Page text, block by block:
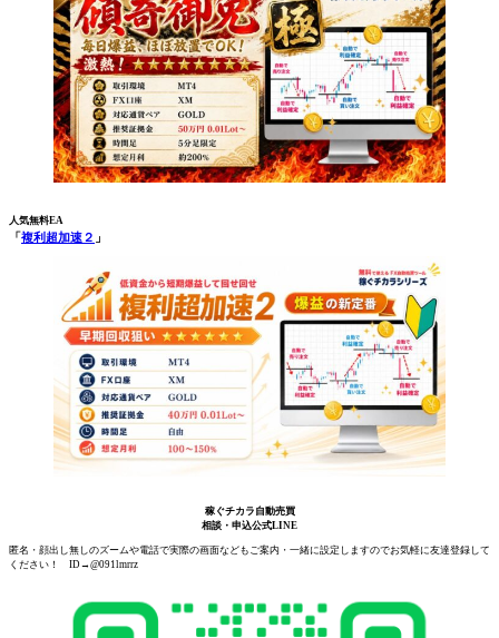
人気無料EA
「複利超加速２ 」
稼ぐチカラ自動売買
相談・申込公式LINE
匿名・顔出し無しのズームや電話で実際の画面などもご案内・一緒に設定しますのでお気軽に友達登録して
ください！ ID→@091lmrrz